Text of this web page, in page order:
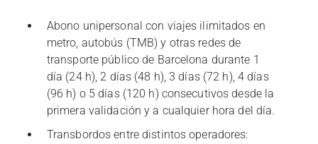
Abono unipersonal con viajes ilimitados en
metro, autobús (TMB) y otras redes de
transporte público de Barcelona durante 1
día (24 h), 2 días (48 h), 3 días (72 h), 4 días
(96 h) o 5 días (120 h) consecutivos desde la
primera validación y a cualquier hora del día.
Transbordos entre distintos operadores: